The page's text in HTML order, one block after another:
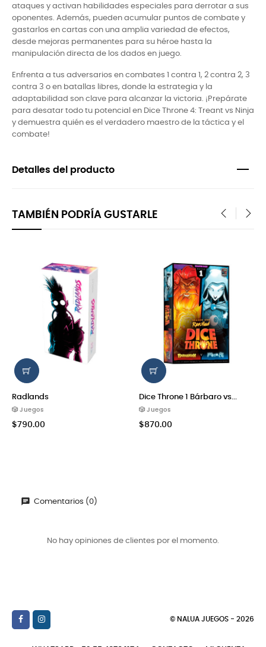
ataques y activan habilidades especiales para derrotar a sus
oponentes. Además, pueden acumular puntos de combate y
gastarlos en cartas con una amplia variedad de efectos,
desde mejoras permanentes para su héroe hasta la
manipulación directa de los dados en juego.
Enfrenta a tus adversarios en combates 1 contra 1, 2 contra 2, 3
contra 3 o en batallas libres, donde la estrategia y la
adaptabilidad son clave para alcanzar la victoria. ¡Prepárate
para desatar todo tu potencial en Dice Throne 4: Treant vs Ninja
y demuestra quién es el verdadero maestro de la táctica y el
combate!
Detalles del producto
TAMBIÉN PODRÍA GUSTARLE
Radlands
🎲 Juegos
$790.00
Dice Throne 1 Bárbaro vs...
🎲 Juegos
$870.00
Comentarios (0)
No hay opiniones de clientes por el momento.
© NALUA JUEGOS - 2026